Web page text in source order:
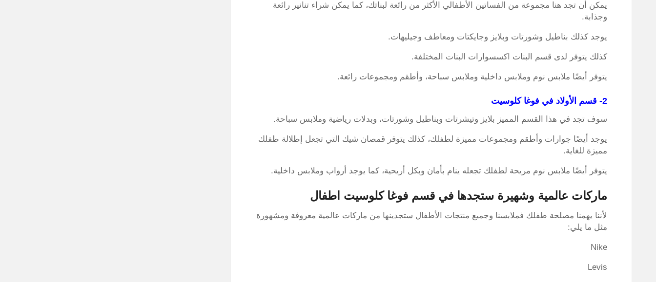
يمكن أن تجد هنا مجموعة من الفساتين الأطفالي الأكثر من رائعة لبناتك، كما يمكن شراء تنانير رائعة
وجذابة.
يوجد كذلك بناطيل وشورتات وبلايز وجايكتات ومعاطف وجيليهات.
كذلك يتوفر لدى قسم البنات اكسسوارات البنات المختلفة.
يتوفر أيضًا ملابس نوم وملابس داخلية وملابس سباحة، وأطقم ومجموعات رائعة.
2- قسم الأولاد في فوغا كلوسيت
سوف تجد في هذا القسم المميز بلايز وتيشرتات وبناطيل وشورتات، وبدلات رياضية وملابس سباحة.
يوجد أيضًا جوارات وأطقم ومجموعات مميزة لطفلك، كذلك يتوفر قمصان شيك التي تجعل إطلالة طفلك
مميزة للغاية.
يتوفر أيضًا ملابس نوم مريحة لطفلك تجعله ينام بأمان وبكل أريحية، كما يوجد أرواب وملابس داخلية.
ماركات عالمية وشهيرة ستجدها في قسم فوغا كلوسيت اطفال
لأننا يهمنا مصلحة طفلك فملابسنا وجميع منتجات الأطفال ستجدينها من ماركات عالمية معروفة ومشهورة
مثل ما يلي:
Nike
Levis